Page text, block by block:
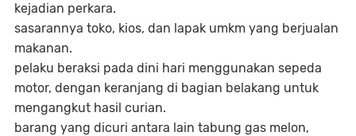
kejadian perkara.
sasarannya toko, kios, dan lapak umkm yang berjualan
makanan.
pelaku beraksi pada dini hari menggunakan sepeda
motor, dengan keranjang di bagian belakang untuk
mengangkut hasil curian.
barang yang dicuri antara lain tabung gas melon,